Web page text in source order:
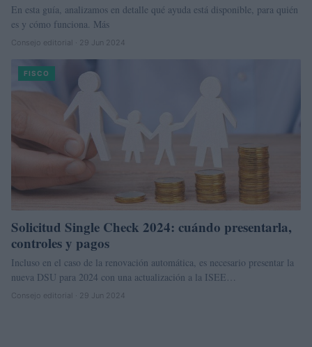
En esta guía, analizamos en detalle qué ayuda está disponible, para quién
es y cómo funciona. Más
Consejo editorial · 29 Jun 2024
FISCO
Solicitud Single Check 2024: cuándo presentarla,
controles y pagos
Incluso en el caso de la renovación automática, es necesario presentar la
nueva DSU para 2024 con una actualización a la ISEE…
Consejo editorial · 29 Jun 2024